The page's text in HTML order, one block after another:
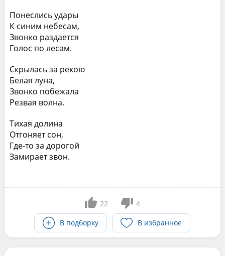
Понеслись удары
К синим небесам,
Звонко раздается
Голос по лесам.
Скрылась за рекою
Белая луна,
Звонко побежала
Резвая волна.
Тихая долина
Отгоняет сон,
Где-то за дорогой
Замирает звон.
22
4
В подборку
В избранное